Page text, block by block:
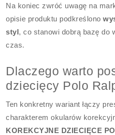
Na koniec zwróć uwagę na
opisie produktu podkreślono
styl, co stanowi dobrą bazę do
czas.
Dlaczego warto
dziecięcy Polo
Ten konkretny wariant łączy
charakterem okularów
KOREKCYJNE DZIECIĘCE